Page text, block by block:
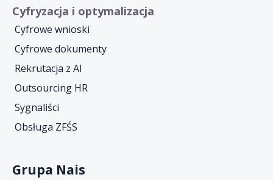
Cyfryzacja i optymalizacja
Cyfrowe wnioski
Cyfrowe dokumenty
Rekrutacja z AI
Outsourcing HR
Sygnaliści
Obsługa ZFŚS
Grupa Nais